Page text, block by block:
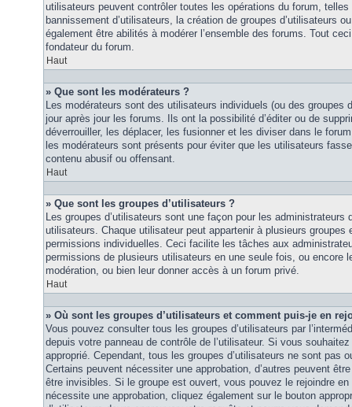
utilisateurs peuvent contrôler toutes les opérations du forum,
bannissement d’utilisateurs, la création de groupes d’utilisateurs
également être abilités à modérer l’ensemble des forums. Tout
fondateur du forum.
Haut
» Que sont les modérateurs ?
Les modérateurs sont des utilisateurs individuels (ou des groupes
jour après jour les forums. Ils ont la possibilité d’éditer ou de
déverrouiller, les déplacer, les fusionner et les diviser dans le
les modérateurs sont présents pour éviter que les utilisateurs
contenu abusif ou offensant.
Haut
» Que sont les groupes d’utilisateurs ?
Les groupes d’utilisateurs sont une façon pour les administrateurs
utilisateurs. Chaque utilisateur peut appartenir à plusieurs groupes
permissions individuelles. Ceci facilite les tâches aux
permissions de plusieurs utilisateurs en une seule fois, ou encore
modération, ou bien leur donner accès à un forum privé.
Haut
» Où sont les groupes d’utilisateurs et comment puis-je en
Vous pouvez consulter tous les groupes d’utilisateurs par
depuis votre panneau de contrôle de l’utilisateur. Si vous
approprié. Cependant, tous les groupes d’utilisateurs ne sont pas
Certains peuvent nécessiter une approbation, d’autres peuvent
être invisibles. Si le groupe est ouvert, vous pouvez le rejoindre en
nécessite une approbation, cliquez également sur le bouton